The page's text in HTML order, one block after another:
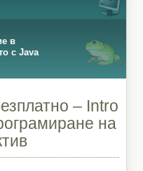
в
с Java
– Intro
на